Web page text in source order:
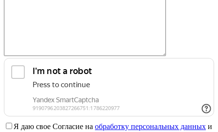
Я даю свое Согласие на обработку персональных данных и